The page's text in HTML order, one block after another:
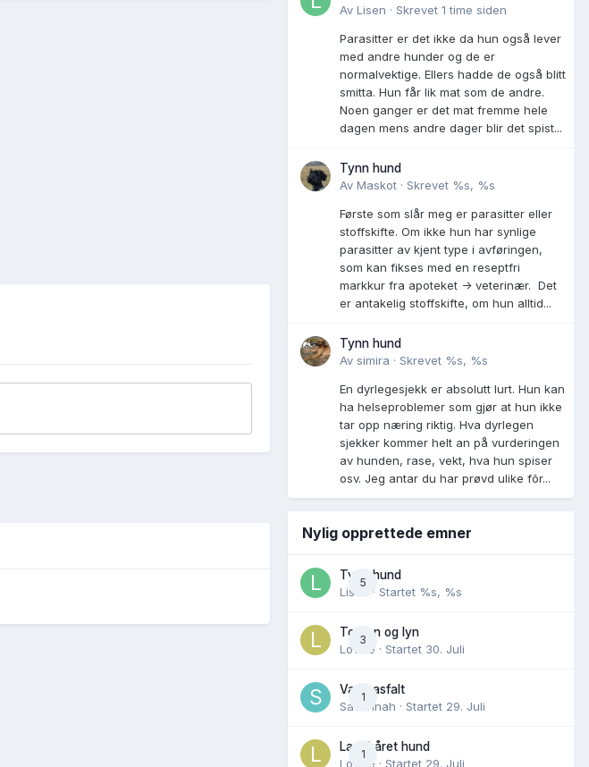
Av Lisen · Skrevet 1 time siden
Parasitter er det ikke da hun også lever
med andre hunder og de er
normalvektige. Ellers hadde de også blitt
smitta. Hun får lik mat som de andre.
Noen ganger er det mat fremme hele
dagen mens andre dager blir det spist...
Tynn hund
Av Maskot · Skrevet %s, %s
Første som slår meg er parasitter eller
stoffskifte. Om ikke hun har synlige
parasitter av kjent type i avføringen,
som kan fikses med en reseptfri
markkur fra apoteket -> veterinær. Det
er antakelig stoffskifte, om hun alltid...
Tynn hund
Av simira · Skrevet %s, %s
En dyrlegesjekk er absolutt lurt. Hun kan
ha helseproblemer som gjør at hun ikke
tar opp næring riktig. Hva dyrlegen
sjekker kommer helt an på vurderingen
av hunden, rase, vekt, hva hun spiser
osv. Jeg antar du har prøvd ulike fõr...
Nylig opprettede emner
5
Tynn hund
Lisen
· Startet %s, %s
3
Torden og lyn
Lovise · Startet 30. Juli
1
Varm asfalt
Savannah · Startet 29. Juli
1
Langhåret hund
Lovise · Startet 29. Juli